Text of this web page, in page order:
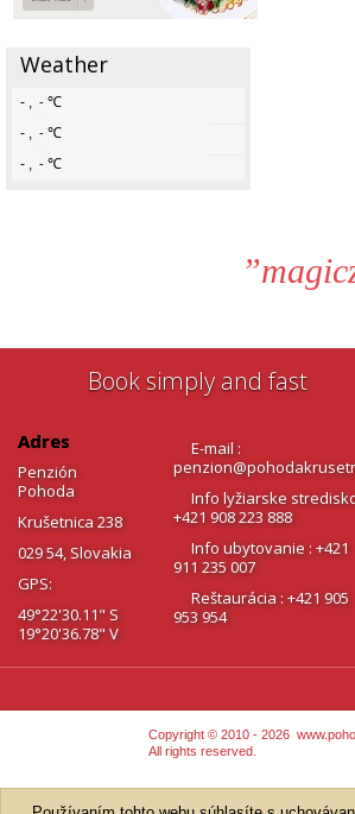
Weather
- , - ℃
- , - ℃
- , - ℃
Book simply and fast
Adres
Penzión
Pohoda
Krušetnica 238
029 54, Slovakia
GPS:
49°22'30.11" S
19°20'36.78" V
E-mail :
Info lyžiarske
+421 908 223 888
Info ubytovanie : +421
911 235 007
Reštaurácia : +421 905
953 954
Copyright © 2010 - 2026
All rights reserved.